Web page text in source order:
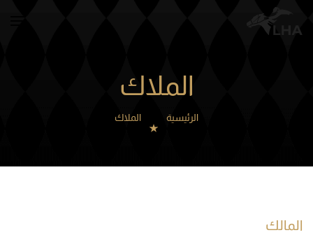
الملاك
الرئيسية الملاك
المالك